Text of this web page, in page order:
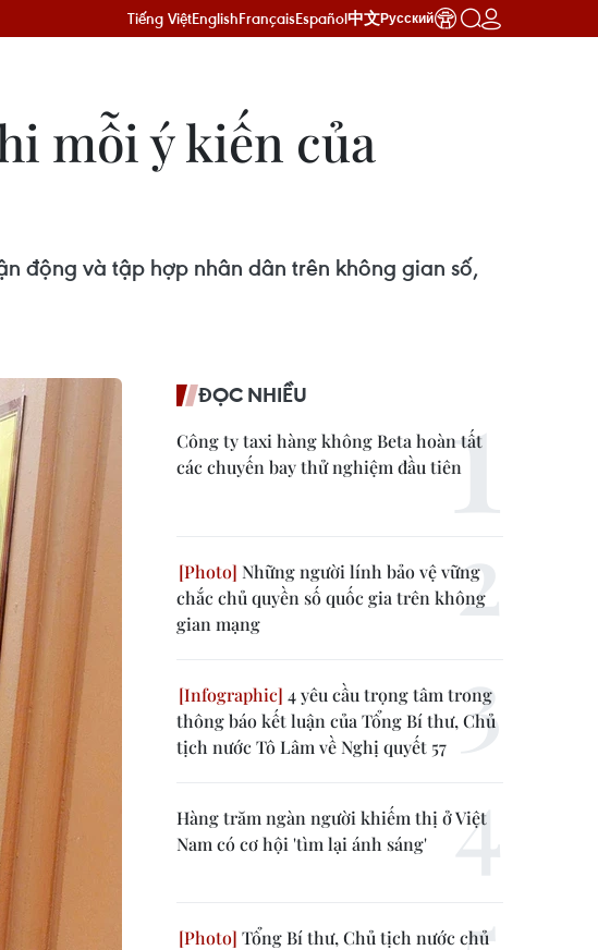
Tiếng ViệtEnglishFrançaisEspañol中文Русский
mỗi ý kiến của
động và tập hợp nhân dân trên không gian số,
ĐỌC NHIỀU
Công ty taxi hàng không Beta hoàn tất
các chuyến bay thử nghiệm đầu tiên
Những người lính bảo vệ vững
chắc chủ quyền số quốc gia trên không
gian mạng
4 yêu cầu trọng tâm trong
thông báo kết luận của Tổng Bí thư, Chủ
tịch nước Tô Lâm về Nghị quyết 57
Hàng trăm ngàn người khiếm thị ở Việt
Nam có cơ hội 'tìm lại ánh sáng'
Tổng Bí thư, Chủ tịch nước chủ